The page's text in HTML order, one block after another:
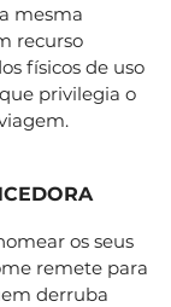
mesma
recurso
físicos de uso
privilegia o
os seus
remete para
derruba